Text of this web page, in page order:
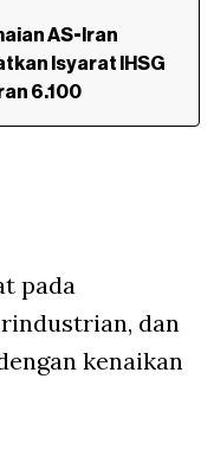
AS-Iran
Isyarat IHSG
6.100
pada
dan
kenaikan